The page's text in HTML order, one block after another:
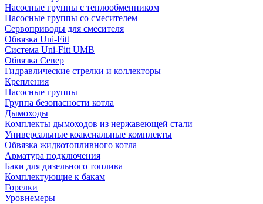
Насосные группы с теплообменником
Насосные группы со смесителем
Сервоприводы для смесителя
Обвязка Uni-Fitt
Система Uni-Fitt UMB
Обвязка Север
Гидравлические стрелки и коллекторы
Крепления
Насосные группы
Группа безопасности котла
Дымоходы
Комплекты дымоходов из нержавеющей стали
Универсальные коаксиальные комплекты
Обвязка жидкотопливного котла
Арматура подключения
Баки для дизельного топлива
Комплектующие к бакам
Горелки
Уровнемеры